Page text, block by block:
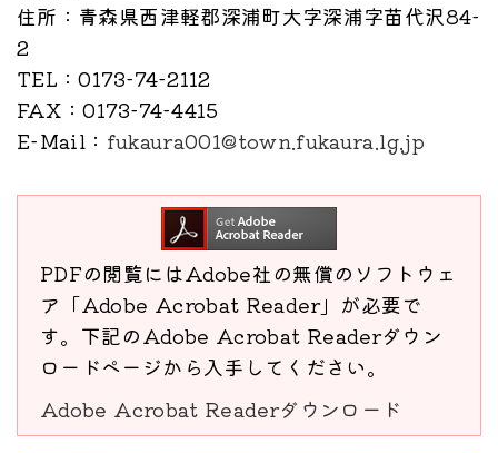
住所 ：青森県西津軽郡深浦町大字深浦字苗代沢84-
2
TEL ：0173-74-2112
FAX ：0173-74-4415
E-Mail ： fukaura001@town.fukaura.lg.jp
PDFの閲覧にはAdobe社の無償のソフトウェ
ア「Adobe Acrobat Reader」が必要で
す。下記のAdobe Acrobat Readerダウン
ロードページから入手してください。
Adobe Acrobat Readerダウンロード